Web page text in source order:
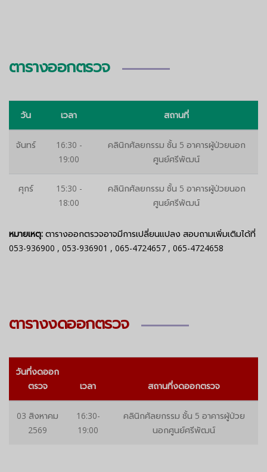
ตารางออกตรวจ
วัน เวลา สถานที่
จันทร์
16:30 -
19:00
คลินิกศัลยกรรม ชั้น 5 อาคารผู้ป่วยนอก
ศูนย์ศรีพัฒน์
ศุกร์
15:30 -
18:00
คลินิกศัลยกรรม ชั้น 5 อาคารผู้ป่วยนอก
ศูนย์ศรีพัฒน์
หมายเหตุ: ตารางออกตรวจอาจมีการเปลี่ยนแปลง สอบถามเพิ่มเติมได้ที่
053-936900 , 053-936901 , 065-4724657 , 065-4724658
ตารางงดออกตรวจ
วันที่งดออก
ตรวจ
เวลา สถานที่งดออกตรวจ
03 สิงหาคม
2569
16:30-
19:00
คลินิกศัลยกรรม ชั้น 5 อาคารผู้ป่วย
นอกศูนย์ศรีพัฒน์